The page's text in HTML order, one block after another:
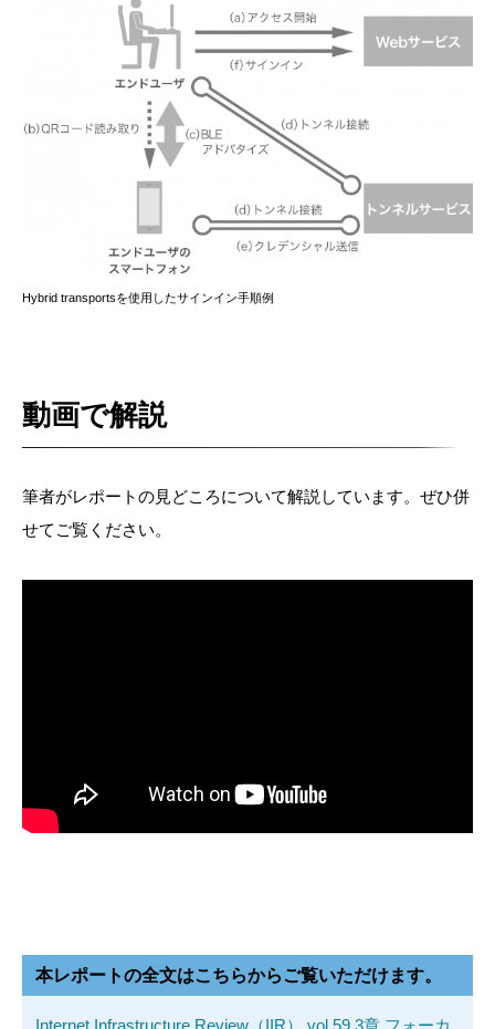
Hybrid transportsを使用したサインイン手順例
動画で解説
筆者がレポートの見どころについて解説しています。ぜひ併
せてご覧ください。
本レポートの全文はこちらからご覧いただけます。